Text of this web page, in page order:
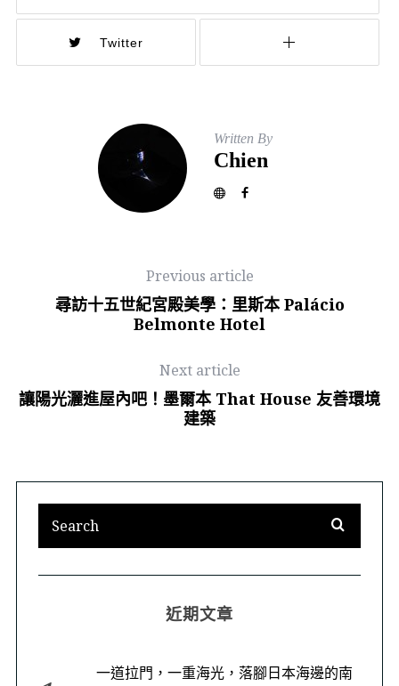
Twitter
Written By
Chien
Previous article
尋訪十五世紀宮殿美學：里斯本 Palácio
Belmonte Hotel
Next article
讓陽光灑進屋內吧！墨爾本 That House 友善環境
建築
近期文章
一道拉門，一重海光，落腳日本海邊的南